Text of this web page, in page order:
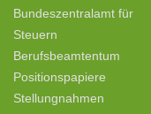
Bundeszentralamt für
Steuern
Berufsbeamtentum
Positionspapiere
Stellungnahmen